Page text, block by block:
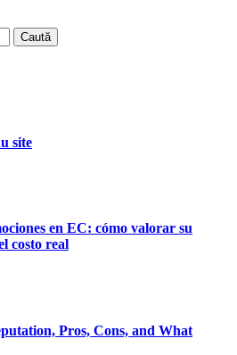
site
en EC: cómo valorar su
costo real
Pros, Cons, and What